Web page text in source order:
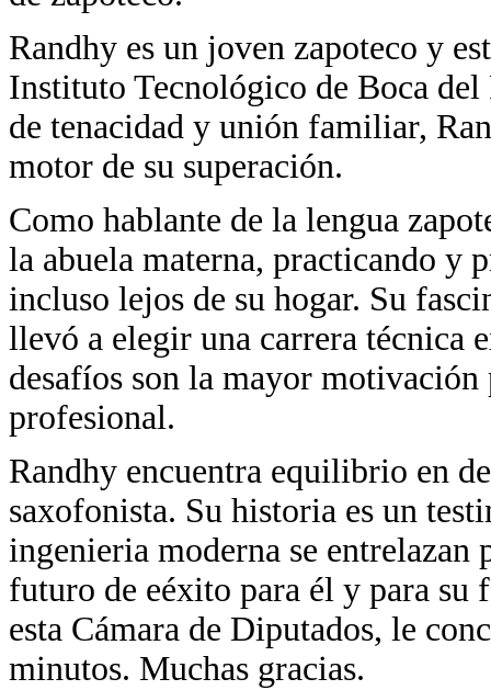
Randhy es un joven zapoteco y
Instituto Tecnológico de Boca
de tenacidad y unión familiar,
motor de su superación.
Como hablante de la lengua
la abuela materna, practicando y
incluso lejos de su hogar. Su
llevó a elegir una carrera técnica
desafíos son la mayor motivación
profesional.
Randhy encuentra equilibrio en
saxofonista. Su historia es un
ingenieria moderna se entrelazan
futuro de eéxito para él y para su
esta Cámara de Diputados, le
minutos. Muchas gracias.